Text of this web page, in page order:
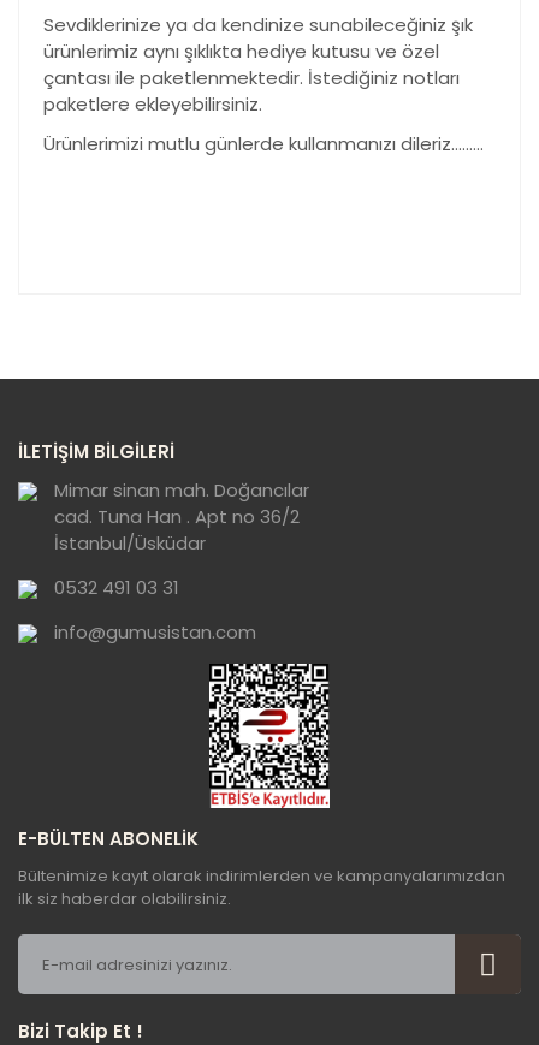
Sevdiklerinize ya da kendinize sunabileceğiniz şık
ürünlerimiz aynı şıklıkta hediye kutusu ve özel
çantası ile paketlenmektedir. İstediğiniz notları
paketlere ekleyebilirsiniz.
Ürünlerimizi mutlu günlerde kullanmanızı dileriz………
görüntülenemiyor.
Ürün açıklamasında eksik bilgiler bulunuyor.
Ürün bilgilerinde hatalar bulunuyor.
Ürün fiyatı diğer sitelerden daha pahalı.
Bu ürüne benzer farklı alternatifler olmalı.
Gönder
İLETİŞİM BİLGİLERİ
Mimar sinan mah. Doğancılar
cad. Tuna Han . Apt no 36/2
İstanbul/Üsküdar
0532 491 03 31
info@gumusistan.com
E-BÜLTEN ABONELİK
Bültenimize kayıt olarak indirimlerden ve kampanyalarımızdan
ilk siz haberdar olabilirsiniz.
Bizi Takip Et !